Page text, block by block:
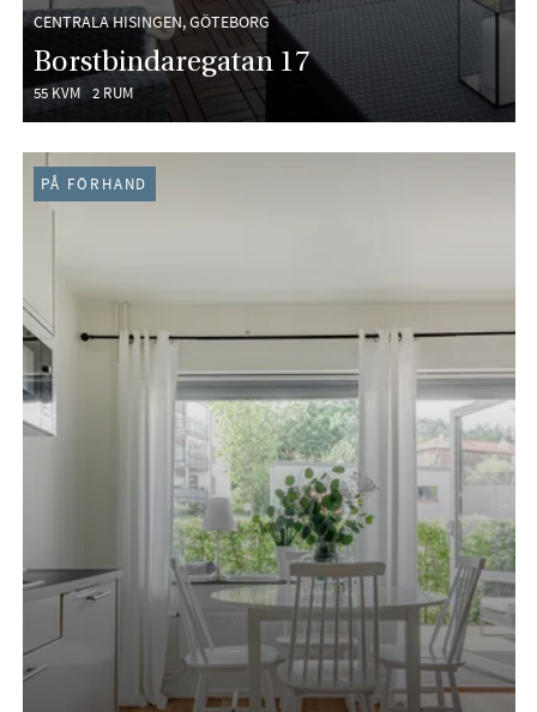
CENTRALA HISINGEN, GÖTEBORG
Borstbindaregatan 17
55 KVM 2 RUM
PÅ FÖRHAND